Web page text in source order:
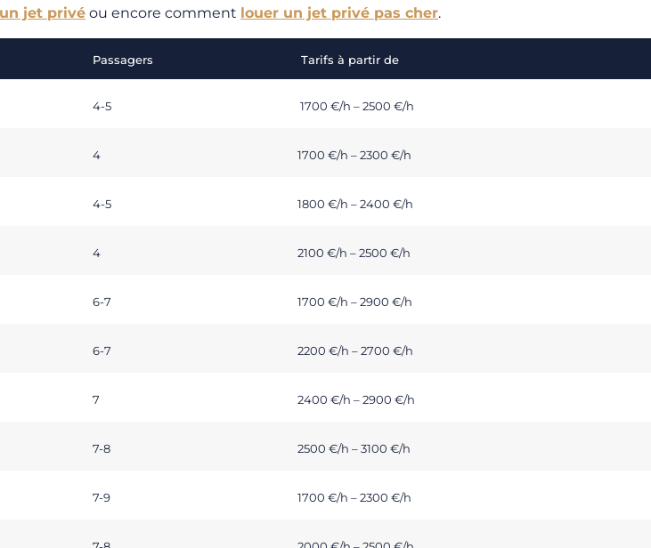
jet privé ou encore comment louer un jet privé pas cher.
Passagers Tarifs à partir de
4-5 1700 €/h – 2500 €/h
4 1700 €/h – 2300 €/h
4-5 1800 €/h – 2400 €/h
4 2100 €/h – 2500 €/h
6-7 1700 €/h – 2900 €/h
6-7 2200 €/h – 2700 €/h
7 2400 €/h – 2900 €/h
7-8 2500 €/h – 3100 €/h
7-9 1700 €/h – 2300 €/h